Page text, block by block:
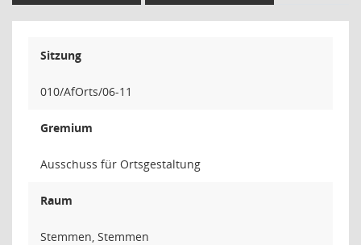
Sitzung
010/AfOrts/06-11
Gremium
Ausschuss für Ortsgestaltung
Raum
Stemmen, Stemmen